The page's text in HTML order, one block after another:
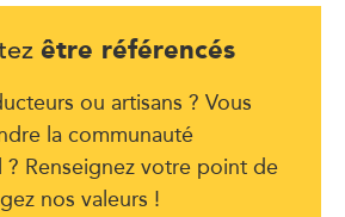
être référencés
ou artisans ? Vous
la communauté
? Renseignez votre point de
nos valeurs !